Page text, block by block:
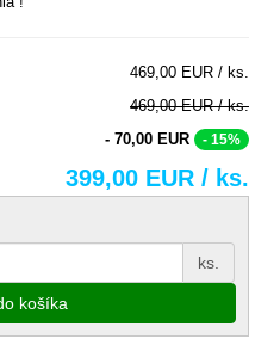
469,00 EUR / ks.
469,00 EUR / ks.
- 70,00 EUR - 15%
399,00 EUR / ks.
ks.
košíka